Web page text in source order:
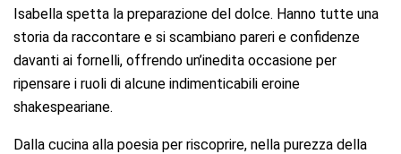
Isabella spetta la preparazione del dolce. Hanno tutte una
storia da raccontare e si scambiano pareri e confidenze
davanti ai fornelli, offrendo un’inedita occasione per
ripensare i ruoli di alcune indimenticabili eroine
shakespeariane.
Dalla cucina alla poesia per riscoprire, nella purezza della